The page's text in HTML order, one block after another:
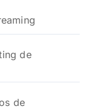
de
de